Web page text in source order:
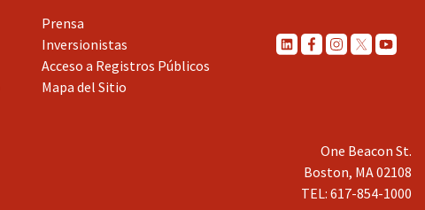
Prensa
Inversionistas
Acceso a Registros Públicos
Mapa del Sitio
One Beacon St.
Boston, MA 02108
TEL: 617-854-1000